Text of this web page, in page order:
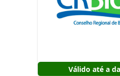
Válido até a